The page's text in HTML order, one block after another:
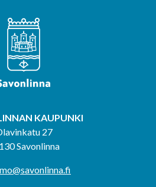
KAUPUNKI
27
Savonlinna